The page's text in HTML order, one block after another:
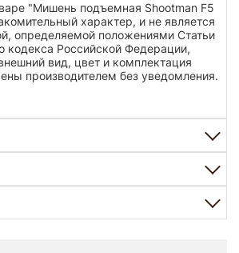
"Мишень подъемная Shootman F5
характер, и не является
определяемой положениями Статьи
кодекса Российской Федерации,
вид, цвет и комплектация
производителем без уведомления.